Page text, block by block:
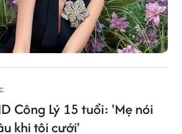
Công Lý 15 tuổi: 'Mẹ nói
khi tôi cưới'